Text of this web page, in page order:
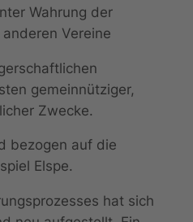
Wahrung der
Vereine
gemeinnütziger,
Zwecke.
bezogen auf die
Elspe.
hat sich